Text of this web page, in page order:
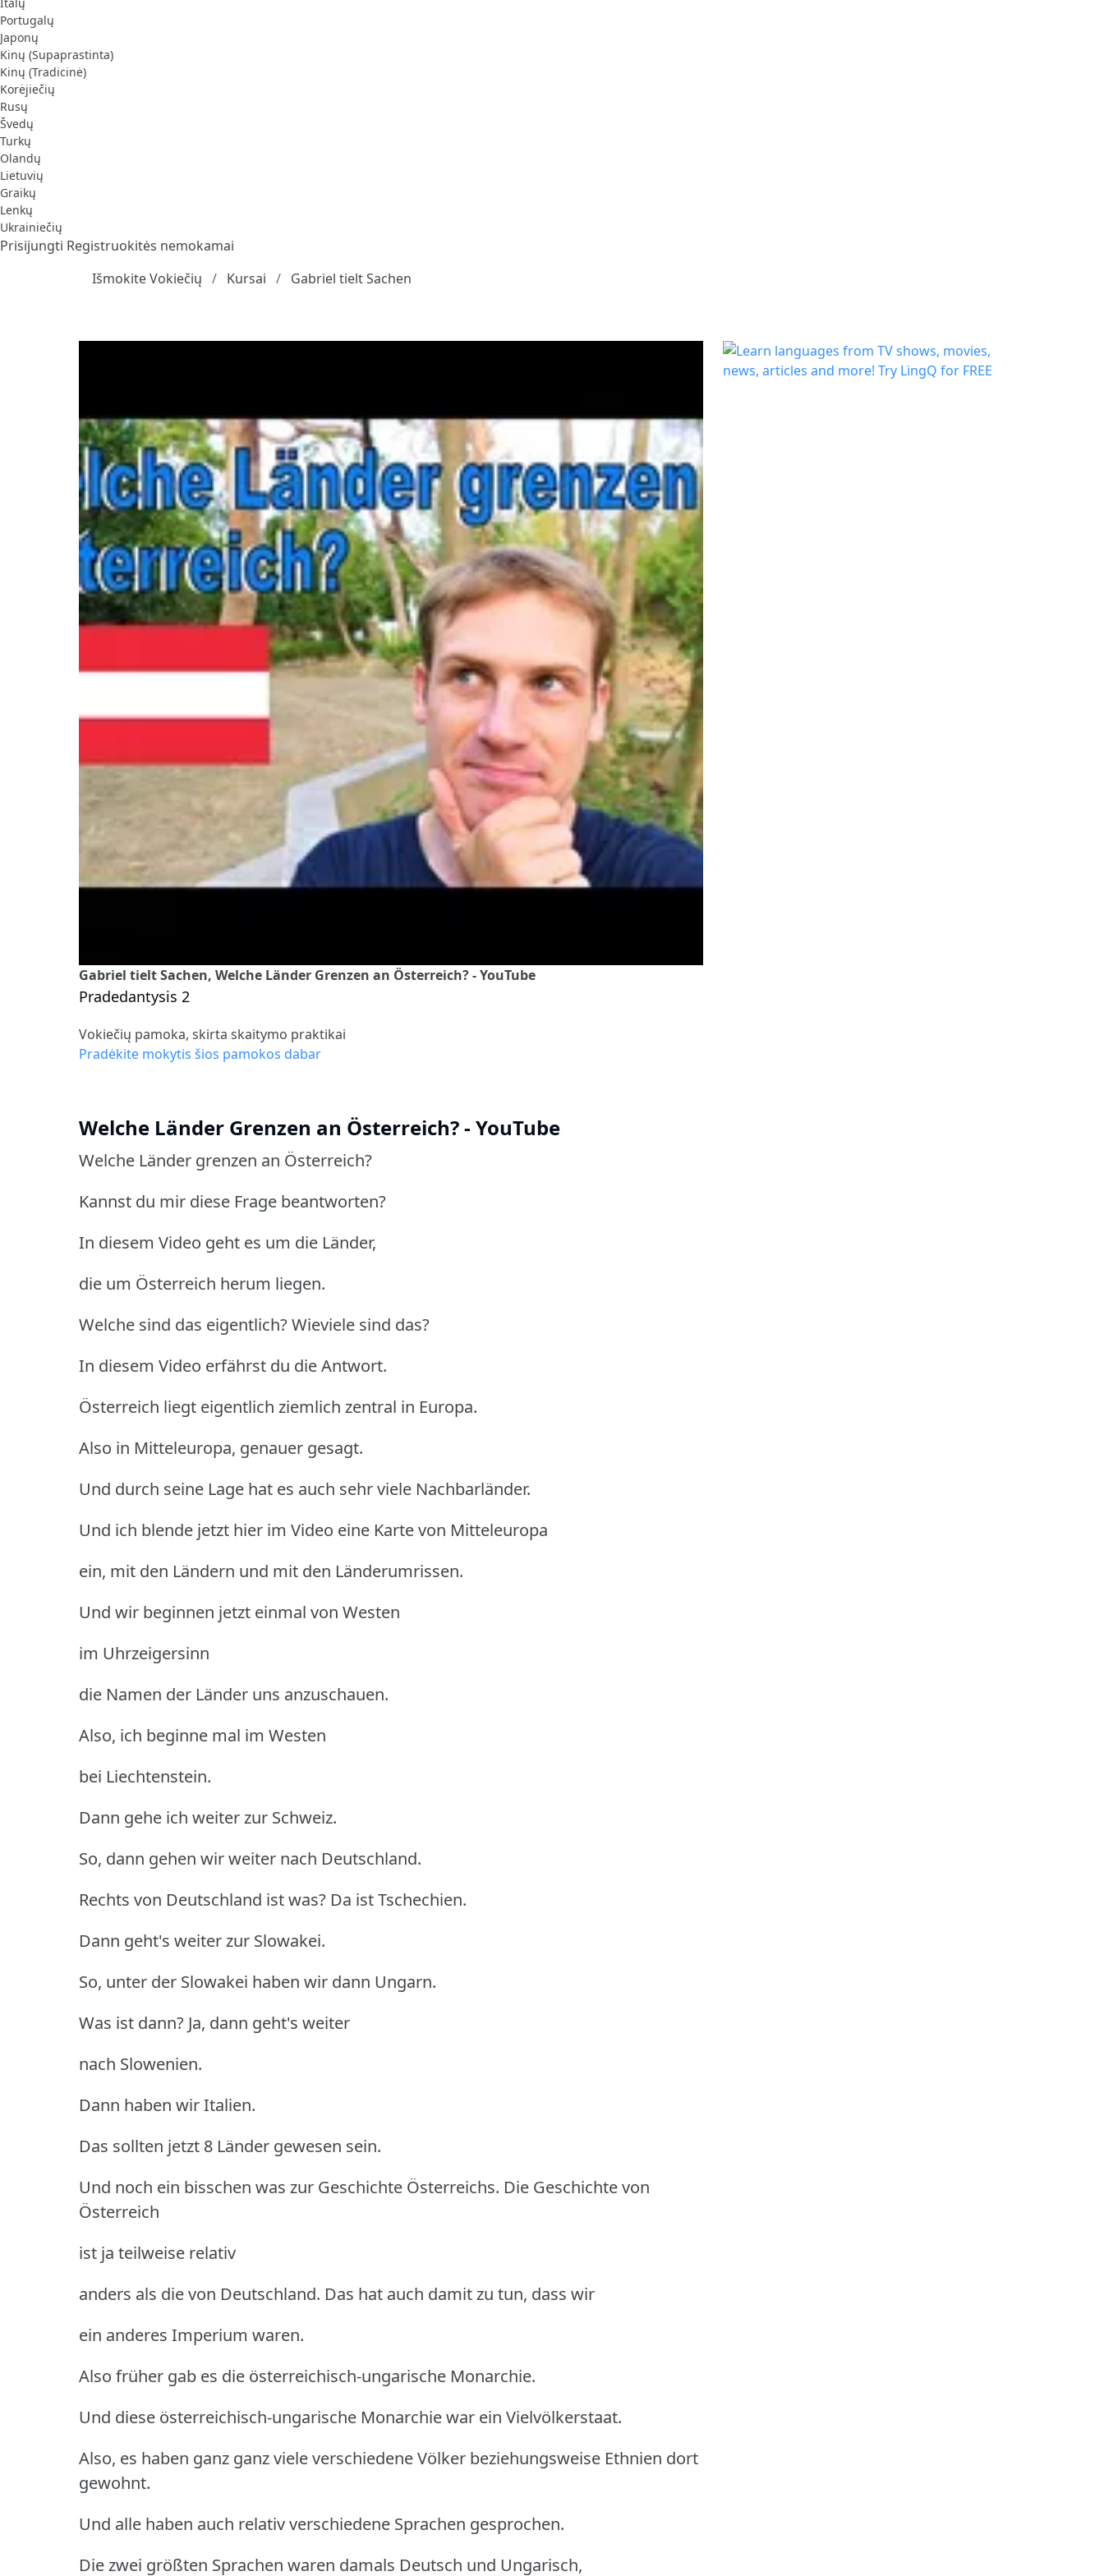
Portugalų
Japonų
Kinų (Supaprastinta)
Kinų (Tradicinė)
Korėjiečių
Rusų
Švedų
Turkų
Olandų
Lietuvių
Graikų
Lenkų
Ukrainiečių
Prisijungti Registruokitės nemokamai
Išmokite Vokiečių
Kursai Gabriel tielt Sachen
Gabriel tielt Sachen, Welche Länder Grenzen an Österreich? - YouTube
Pradedantysis 2
Vokiečių pamoka, skirta skaitymo praktikai
Pradėkite mokytis šios pamokos dabar
Welche Länder Grenzen an Österreich? - YouTube
Welche Länder grenzen an Österreich?
Kannst du mir diese Frage beantworten?
In diesem Video geht es um die Länder,
die um Österreich herum liegen.
Welche sind das eigentlich? Wieviele sind das?
In diesem Video erfährst du die Antwort.
Österreich liegt eigentlich ziemlich zentral in Europa.
Also in Mitteleuropa, genauer gesagt.
Und durch seine Lage hat es auch sehr viele Nachbarländer.
Und ich blende jetzt hier im Video eine Karte von Mitteleuropa
ein, mit den Ländern und mit den Länderumrissen.
Und wir beginnen jetzt einmal von Westen
im Uhrzeigersinn
die Namen der Länder uns anzuschauen.
Also, ich beginne mal im Westen
bei Liechtenstein.
Dann gehe ich weiter zur Schweiz.
So, dann gehen wir weiter nach Deutschland.
Rechts von Deutschland ist was? Da ist Tschechien.
Dann geht's weiter zur Slowakei.
So, unter der Slowakei haben wir dann Ungarn.
Was ist dann? Ja, dann geht's weiter
nach Slowenien.
Dann haben wir Italien.
Das sollten jetzt 8 Länder gewesen sein.
Und noch ein bisschen was zur Geschichte Österreichs. Die Geschichte von
Österreich
ist ja teilweise relativ
anders als die von Deutschland. Das hat auch damit zu tun, dass wir
ein anderes Imperium waren.
Also früher gab es die österreichisch-ungarische Monarchie.
Und diese österreichisch-ungarische Monarchie war ein Vielvölkerstaat.
Also, es haben ganz ganz viele verschiedene Völker beziehungsweise Ethnien dort
gewohnt.
Und alle haben auch relativ verschiedene Sprachen gesprochen.
Die zwei größten Sprachen waren damals Deutsch und Ungarisch,